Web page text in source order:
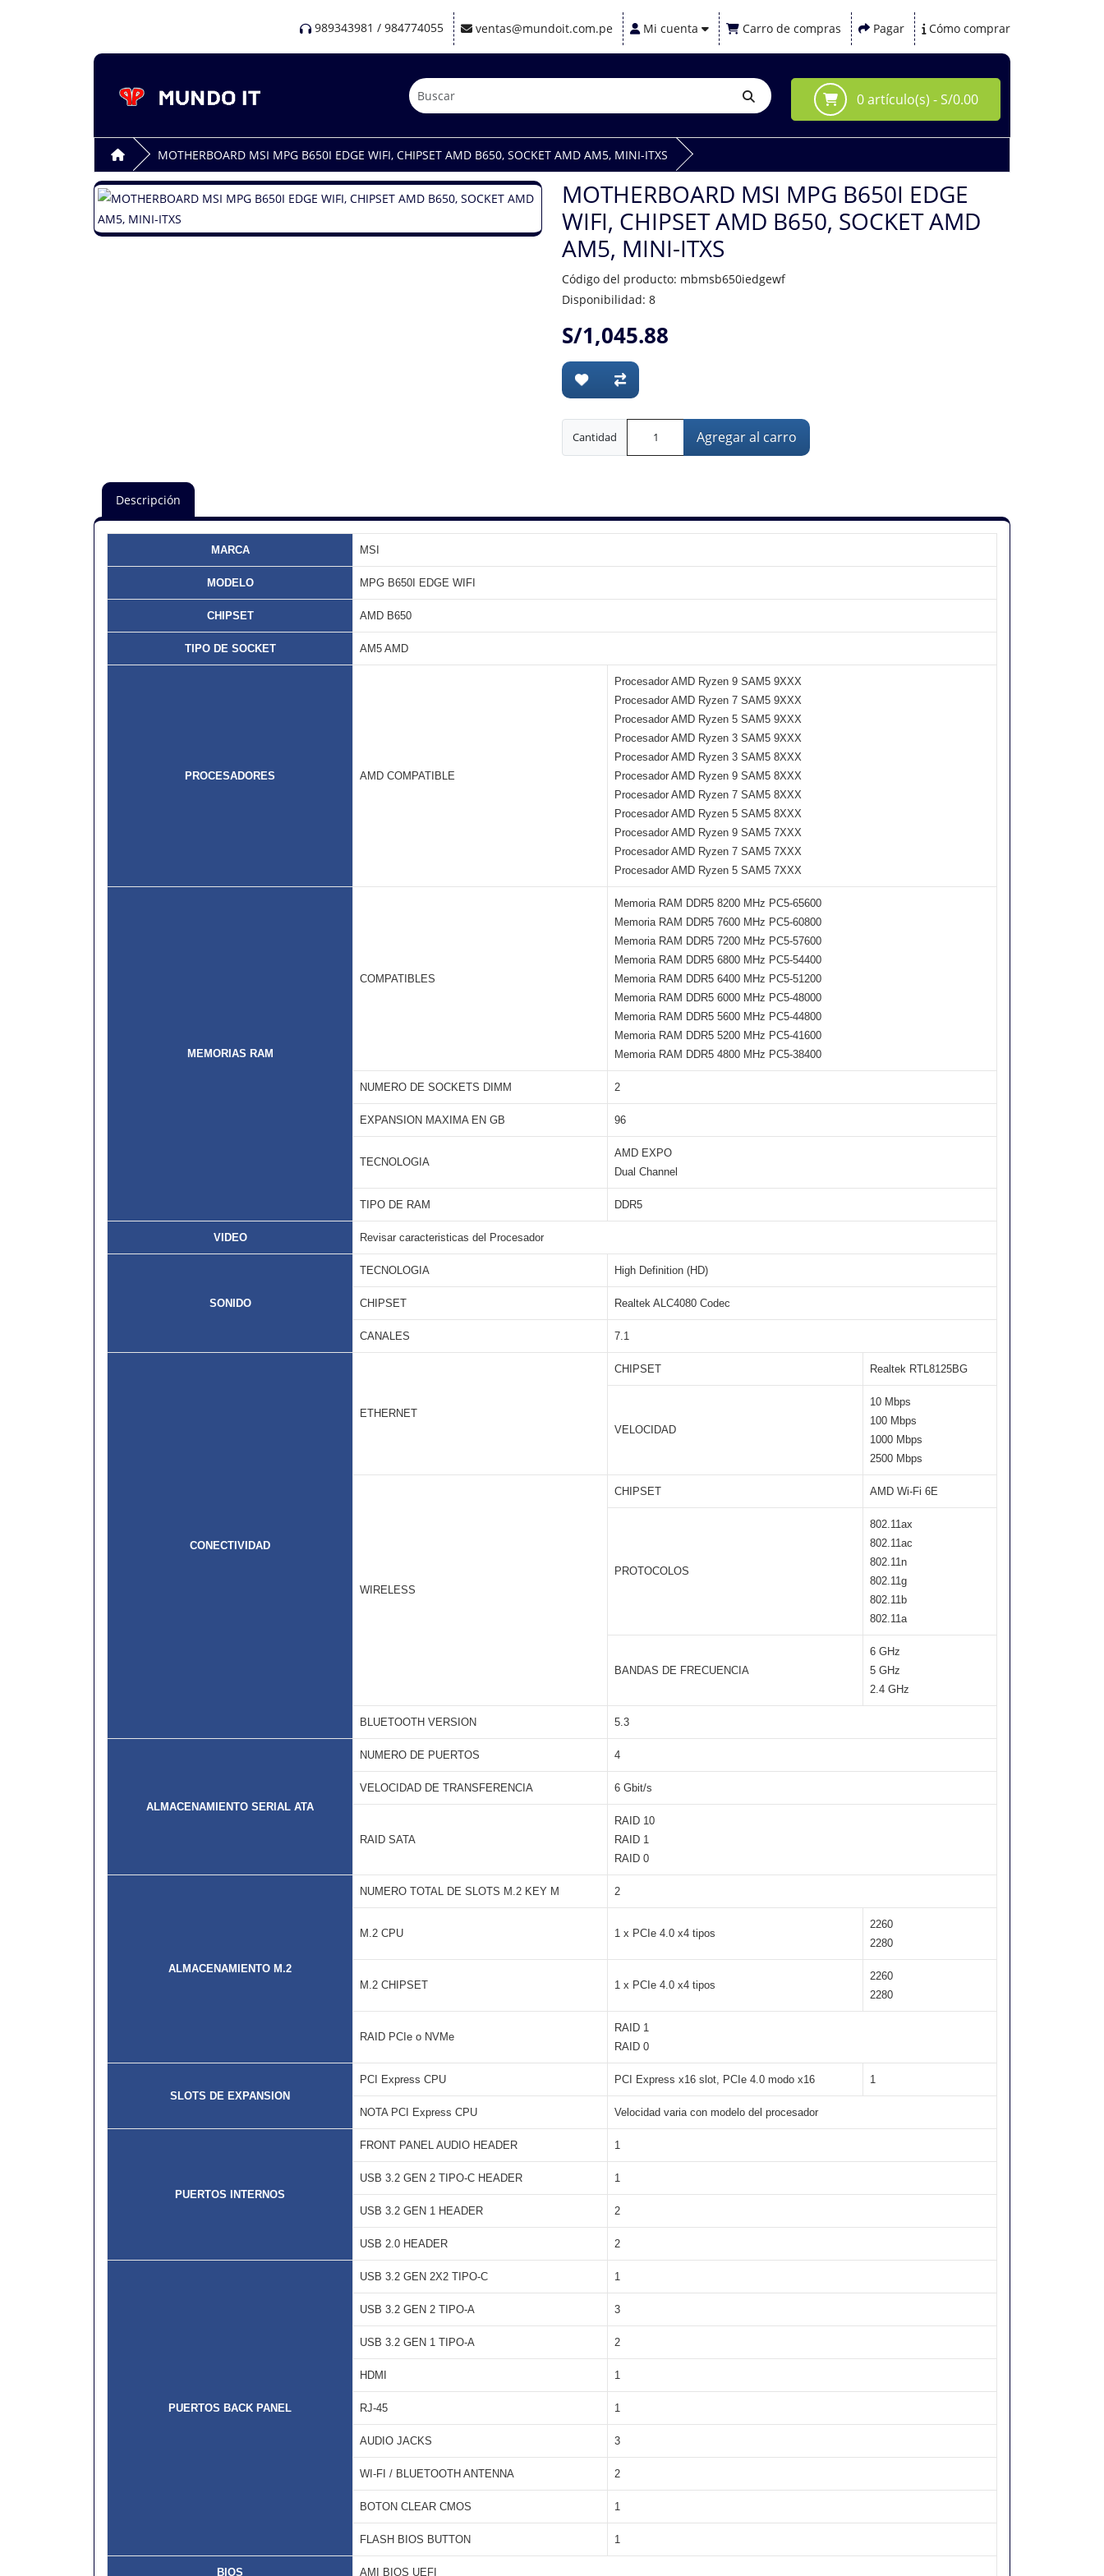
989343981 / 984774055 ventas@mundoit.com.pe Mi cuenta Carro de compras Pagar Cómo comprar
0 artículo(s) - S/0.00
MOTHERBOARD MSI MPG B650I EDGE WIFI, CHIPSET AMD B650, SOCKET AMD AM5, MINI-ITXS
MOTHERBOARD MSI MPG B650I EDGE
WIFI, CHIPSET AMD B650, SOCKET AMD
AM5, MINI-ITXS
Código del producto: mbmsb650iedgewf
Disponibilidad: 8
S/1,045.88
Cantidad Agregar al carro
Descripción
MARCA MSI
MODELO MPG B650I EDGE WIFI
CHIPSET AMD B650
TIPO DE SOCKET AM5 AMD
PROCESADORES AMD COMPATIBLE
Procesador AMD Ryzen 9 SAM5 9XXX
Procesador AMD Ryzen 7 SAM5 9XXX
Procesador AMD Ryzen 5 SAM5 9XXX
Procesador AMD Ryzen 3 SAM5 9XXX
Procesador AMD Ryzen 3 SAM5 8XXX
Procesador AMD Ryzen 9 SAM5 8XXX
Procesador AMD Ryzen 7 SAM5 8XXX
Procesador AMD Ryzen 5 SAM5 8XXX
Procesador AMD Ryzen 9 SAM5 7XXX
Procesador AMD Ryzen 7 SAM5 7XXX
Procesador AMD Ryzen 5 SAM5 7XXX
MEMORIAS RAM
COMPATIBLES
Memoria RAM DDR5 8200 MHz PC5-65600
Memoria RAM DDR5 7600 MHz PC5-60800
Memoria RAM DDR5 7200 MHz PC5-57600
Memoria RAM DDR5 6800 MHz PC5-54400
Memoria RAM DDR5 6400 MHz PC5-51200
Memoria RAM DDR5 6000 MHz PC5-48000
Memoria RAM DDR5 5600 MHz PC5-44800
Memoria RAM DDR5 5200 MHz PC5-41600
Memoria RAM DDR5 4800 MHz PC5-38400
NUMERO DE SOCKETS DIMM 2
EXPANSION MAXIMA EN GB 96
TECNOLOGIA
AMD EXPO
Dual Channel
TIPO DE RAM DDR5
VIDEO Revisar caracteristicas del Procesador
SONIDO
TECNOLOGIA High Definition (HD)
CHIPSET Realtek ALC4080 Codec
CANALES 7.1
CONECTIVIDAD
ETHERNET
CHIPSET Realtek RTL8125BG
VELOCIDAD
10 Mbps
100 Mbps
1000 Mbps
2500 Mbps
WIRELESS
CHIPSET AMD Wi-Fi 6E
PROTOCOLOS
802.11ax
802.11ac
802.11n
802.11g
802.11b
802.11a
BANDAS DE FRECUENCIA
6 GHz
5 GHz
2.4 GHz
BLUETOOTH VERSION 5.3
ALMACENAMIENTO SERIAL ATA
NUMERO DE PUERTOS 4
VELOCIDAD DE TRANSFERENCIA 6 Gbit/s
RAID SATA
RAID 10
RAID 1
RAID 0
ALMACENAMIENTO M.2
NUMERO TOTAL DE SLOTS M.2 KEY M 2
M.2 CPU 1 x PCIe 4.0 x4 tipos
2260
2280
M.2 CHIPSET 1 x PCIe 4.0 x4 tipos
2260
2280
RAID PCIe o NVMe
RAID 1
RAID 0
SLOTS DE EXPANSION
PCI Express CPU PCI Express x16 slot, PCIe 4.0 modo x16 1
NOTA PCI Express CPU Velocidad varia con modelo del procesador
PUERTOS INTERNOS
FRONT PANEL AUDIO HEADER 1
USB 3.2 GEN 2 TIPO-C HEADER 1
USB 3.2 GEN 1 HEADER 2
USB 2.0 HEADER 2
PUERTOS BACK PANEL
USB 3.2 GEN 2X2 TIPO-C 1
USB 3.2 GEN 2 TIPO-A 3
USB 3.2 GEN 1 TIPO-A 2
HDMI 1
RJ-45 1
AUDIO JACKS 3
WI-FI / BLUETOOTH ANTENNA 2
BOTON CLEAR CMOS 1
FLASH BIOS BUTTON 1
BIOS AMI BIOS UEFI